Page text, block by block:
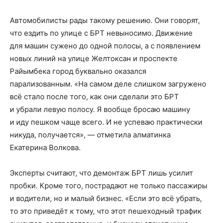
Автомобилисты рады такому решению. Они говорят,
что ездить по улице с БРТ невыносимо. Движение
для машин сужено до одной полосы, а с появлением
новых линий на улице Желтоксан и проспекте
Райымбека город буквально оказался
парализованным. «На самом деле слишком загружено
всё стало после того, как они сделали это БРТ
и убрали левую полосу. Я вообще бросаю машину
и иду пешком чаще всего. И не успеваю практически
никуда, получается», — отметила алматинка
Екатерина Волкова.
Эксперты считают, что демонтаж БРТ лишь усилит
пробки. Кроме того, пострадают не только пассажиры
и водители, но и малый бизнес. «Если это всё убрать,
то это приведёт к тому, что этот пешеходный трафик